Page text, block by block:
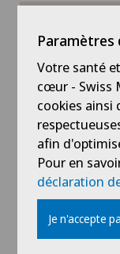
Echographie
Endométriose
Greffe de
Dr méd.
Benzakein
Spécialités
Oncologie
Voir profil
Paramètres
Votre santé
cœur - Swiss
cookies ainsi
afin
Pour en
déclaration
Je n'accepte